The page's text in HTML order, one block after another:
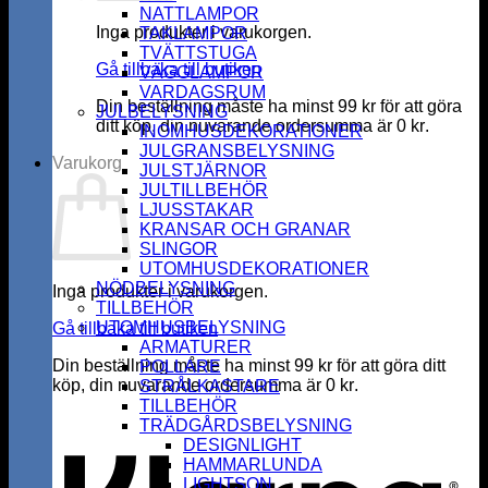
Inga produkter i varukorgen.
Gå tillbaka till butiken
Din beställning måste ha minst99 kr för att göra
ditt köp, din nuvarande ordersumma är 0 kr.
Varukorg
Inga produkter i varukorgen.
Gå tillbaka till butiken
Din beställning måste ha minst99 kr för att göra ditt
köp, din nuvarande ordersumma är 0 kr.
NATTLAMPOR
TAKLAMPOR
TVÄTTSTUGA
VÄGGLAMPOR
VARDAGSRUM
JULBELYSNING
INOMHUSDEKORATIONER
JULGRANSBELYSNING
JULSTJÄRNOR
JULTILLBEHÖR
LJUSSTAKAR
KRANSAR OCH GRANAR
SLINGOR
UTOMHUSDEKORATIONER
NÖDBELYSNING
TILLBEHÖR
UTOMHUSBELYSNING
ARMATURER
POLLARE
STRÅLKASTARE
TILLBEHÖR
TRÄDGÅRDSBELYSNING
DESIGNLIGHT
HAMMARLUNDA
LIGHTSON